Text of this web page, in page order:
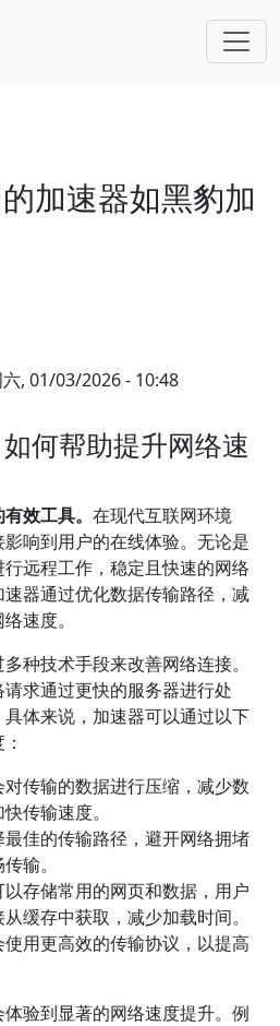
加速器如黑豹加
六, 01/03/2026 - 10:48
何帮助提升网络速
效工具。 在现代互联网环境
响到用户的在线体验。无论是
远程工作，稳定且快速的网络
器通过优化数据传输路径，减
速度。
种技术手段来改善网络连接。
求通过更快的服务器进行处
体来说，加速器可以通过以下
对传输的数据进行压缩，减少数
传输速度。
最佳的传输路径，避开网络拥堵
输。
以存储常用的网页和数据，用户
缓存中获取，减少加载时间。
使用更高效的传输协议，以提高
验到显著的网络速度提升。例